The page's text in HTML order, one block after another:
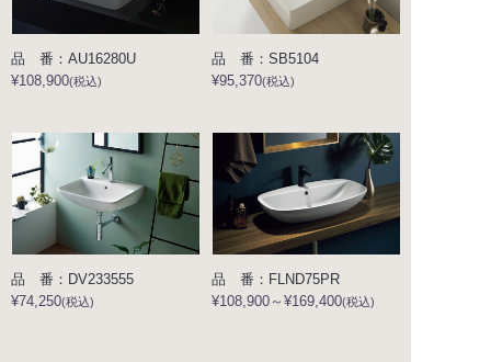
品 番：AU16280U
¥108,900(税込)
品 番：SB5104
¥95,370(税込)
品 番：DV233555
¥74,250(税込)
品 番：FLND75PR
¥108,900～¥169,400(税込)